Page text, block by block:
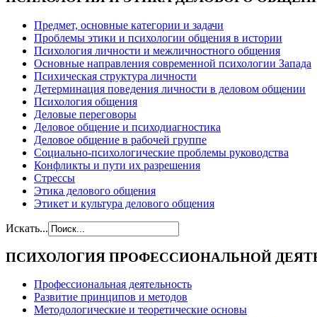
Предмет, основные категории и задачи
Проблемы этики и психологии общения в истории
Психология личности и межличностного общения
Основные направления современной психологии Запада
Психическая структура личности
Детерминация поведения личности в деловом общении
Психология общения
Деловые переговоры
Деловое общение и психодиагностика
Деловое общение в рабочей группе
Cоциально-психологические проблемы руководства
Конфликты и пути их разрешения
Стрессы
Этика делового общения
Этикет и культура делового общения
Искать...
ПСИХОЛОГИЯ ПРОФЕССИОНАЛЬНОЙ
Профессиональная деятельность
Развитие принципов и методов
Методологические и теоретические основы